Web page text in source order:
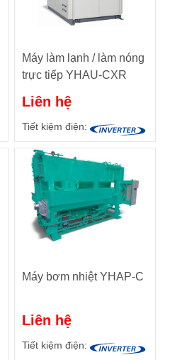
Máy làm lạnh / làm nóng
trực tiếp YHAU-CXR
nóng ở nhiệt độ thấp sử
dụng nước khử ion làm
môi chất lạnh.
Liên hệ
Tiết kiệm điện:
Máy bơm nhiệt YHAP-C
Liên hệ
Tiết kiệm điện: